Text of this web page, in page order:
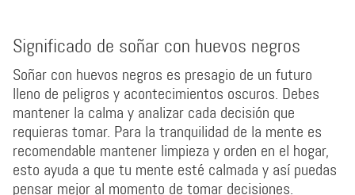
Significado de soñar con huevos negros
Soñar con huevos negros es presagio de un futuro
lleno de peligros y acontecimientos oscuros. Debes
mantener la calma y analizar cada decisión que
requieras tomar. Para la tranquilidad de la mente es
recomendable mantener limpieza y orden en el hogar,
esto ayuda a que tu mente esté calmada y así puedas
pensar mejor al momento de tomar decisiones.